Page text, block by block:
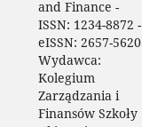
and Finance -
ISSN: 1234-8872 -
eISSN: 2657-5620
Wydawca:
Kolegium
Zarządzania i
Finansów Szkoły